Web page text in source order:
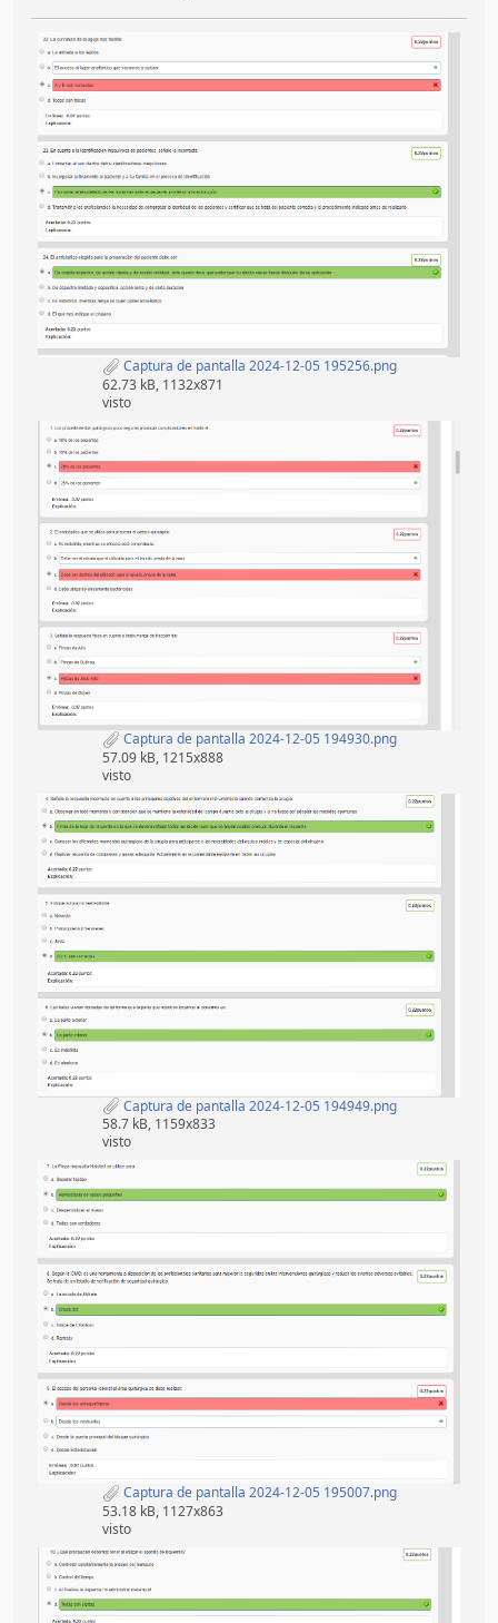
Captura de pantalla 2024-12-05 195256.png
62.73 kB, 1132x871
visto
Captura de pantalla 2024-12-05 194930.png
57.09 kB, 1215x888
visto
Captura de pantalla 2024-12-05 194949.png
58.7 kB, 1159x833
visto
Captura de pantalla 2024-12-05 195007.png
53.18 kB, 1127x863
visto